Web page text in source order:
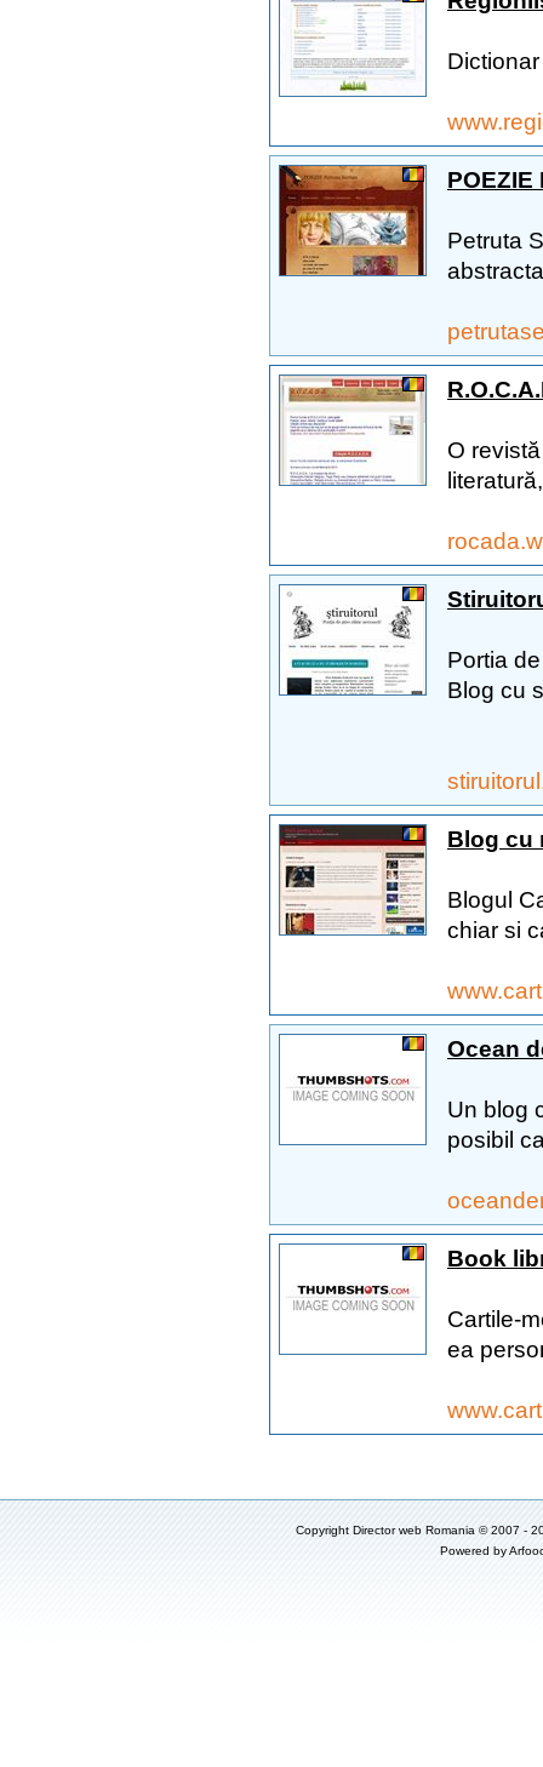
POEZIE
Petruta
O
Portia
Blog cu
Blog cu
Blogul
chiar si
Ocean
Un blog
posibil
Book
Cartile-
ea
CopyrightDirector web Romania © 2007 -
Powered by